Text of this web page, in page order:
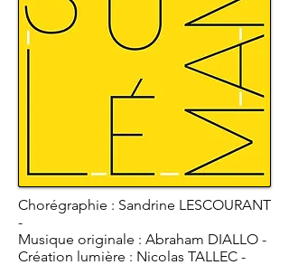
Chorégraphie : Sandrine LESCOURANT
-
Musique originale : Abraham DIALLO -
Création lumière : Nicolas TALLEC -